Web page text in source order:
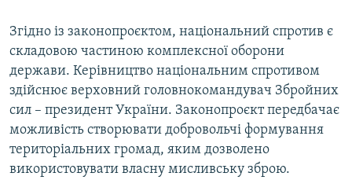
Усі сайти RFE/RL
Згідно із законопроєктом, національний спротив є
складовою частиною комплексної оборони
держави. Керівництво національним спротивом
здійснює верховний головнокомандувач Збройних
сил – президент України. Законопроєкт передбачає
можливість створювати добровольчі формування
територіальних громад, яким дозволено
використовувати власну мисливську зброю.